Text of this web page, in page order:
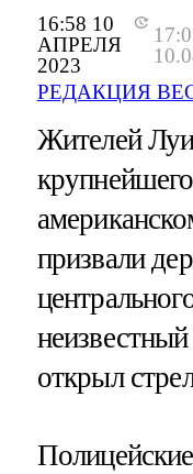
16:58 10
АПРЕЛЯ
2023
РЕДАКЦИЯ
Жителей
призвали
открыл